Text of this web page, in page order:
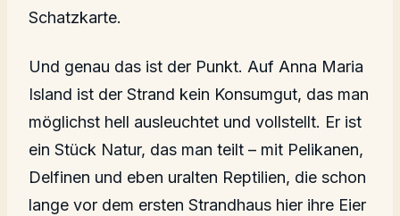
Schatzkarte.
Und genau das ist der Punkt. Auf Anna Maria
Island ist der Strand kein Konsumgut, das man
möglichst hell ausleuchtet und vollstellt. Er ist
ein Stück Natur, das man teilt – mit Pelikanen,
Delfinen und eben uralten Reptilien, die schon
lange vor dem ersten Strandhaus hier ihre Eier